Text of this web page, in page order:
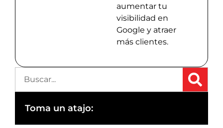
aumentar tu
visibilidad en
Google y atraer
más clientes.
Toma un atajo: